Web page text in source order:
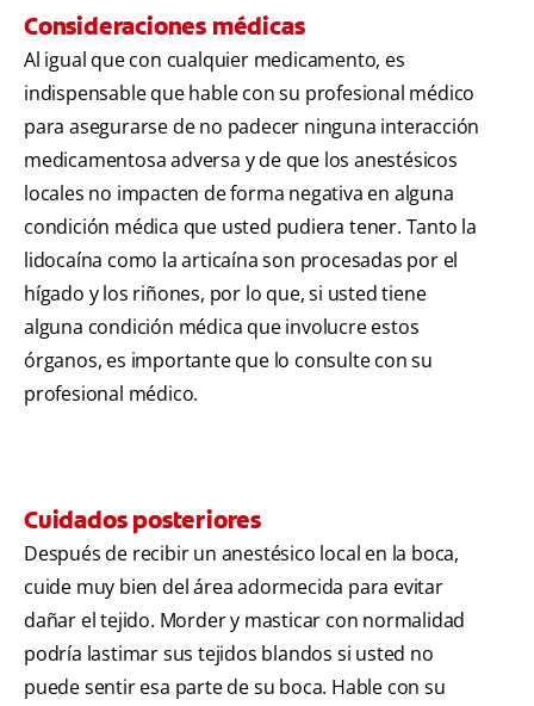
Consideraciones médicas
Al igual que con cualquier medicamento, es
indispensable que hable con su profesional médico
para asegurarse de no padecer ninguna interacción
medicamentosa adversa y de que los anestésicos
locales no impacten de forma negativa en alguna
condición médica que usted pudiera tener. Tanto la
lidocaína como la articaína son procesadas por el
hígado y los riñones, por lo que, si usted tiene
alguna condición médica que involucre estos
órganos, es importante que lo consulte con su
profesional médico.
Cuidados posteriores
Después de recibir un anestésico local en la boca,
cuide muy bien del área adormecida para evitar
dañar el tejido. Morder y masticar con normalidad
podría lastimar sus tejidos blandos si usted no
puede sentir esa parte de su boca. Hable con su